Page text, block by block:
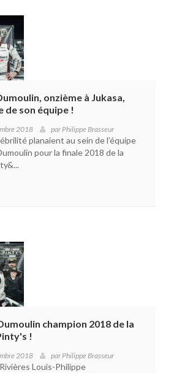
onzième à Jukasa,
de son équipe !
2018 parPhilippe Brasseur
planaient au sein de l’équipe
pour la finale 2018 de la
champion 2018 de la
!
2018 parPhilippe Brasseur
Louis-Philippe